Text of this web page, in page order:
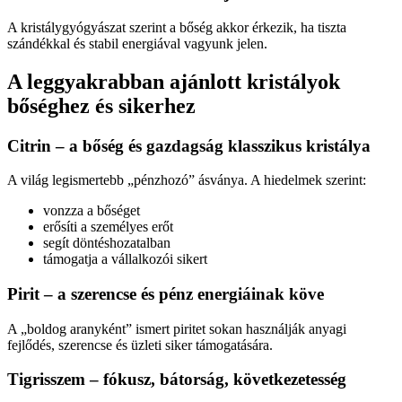
A kristálygyógyászat szerint a bőség akkor érkezik, ha tiszta
szándékkal és stabil energiával vagyunk jelen.
A leggyakrabban ajánlott kristályok
bőséghez és sikerhez
Citrin – a bőség és gazdagság klasszikus kristálya
A világ legismertebb „pénzhozó” ásványa. A hiedelmek szerint:
vonzza a bőséget
erősíti a személyes erőt
segít döntéshozatalban
támogatja a vállalkozói sikert
Pirit – a szerencse és pénz energiáinak köve
A „boldog aranyként” ismert piritet sokan használják anyagi
fejlődés, szerencse és üzleti siker támogatására.
Tigrisszem – fókusz, bátorság, következetesség